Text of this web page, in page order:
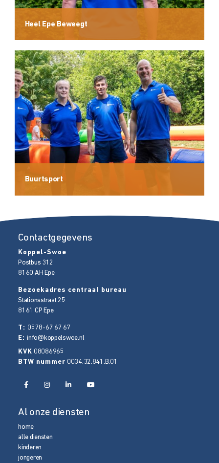
Heel Epe Beweegt
Buurtsport
Contactgegevens
Koppel-Swoe
Postbus 312
8160 AH Epe
Bezoekadres centraal bureau
Stationsstraat 25
8161 CP Epe
T: 0578-67 67 67
E:info@koppelswoe.nl
KVK 08086965
BTW nummer 0034.32.841.B.01
Al onze diensten
home
alle diensten
kinderen
jongeren